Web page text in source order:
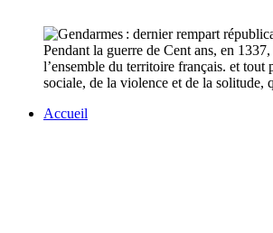
Pendant la guerre de Cent ans, en
l’ensemble du territoire français. et tout
sociale, de la violence et de la solitude,
Accueil